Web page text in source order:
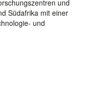
und
Südafrika mit einer
und